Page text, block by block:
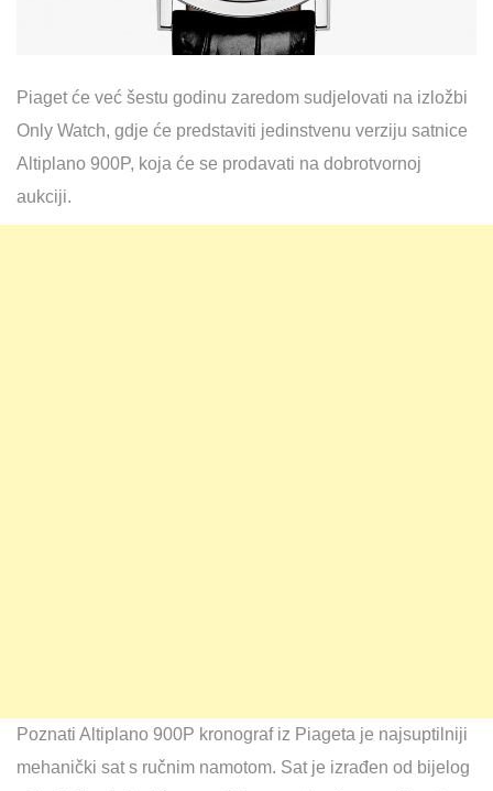
Piaget će već šestu godinu zaredom sudjelovati na izložbi
Only Watch, gdje će predstaviti jedinstvenu verziju satnice
Altiplano 900P, koja će se prodavati na dobrotvornoj
aukciji.
Poznati Altiplano 900P kronograf iz Piageta je najsuptilniji
mehanički sat s ručnim namotom. Sat je izrađen od bijelog